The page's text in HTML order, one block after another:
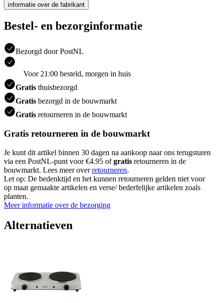
informatie over de fabrikant
Bestel- en bezorginformatie
Bezorgd door PostNL
Voor 21:00 besteld, morgen in huis
Gratis thuisbezorgd
Gratis bezorgd in de bouwmarkt
Gratis retourneren in de bouwmarkt
Gratis retourneren in de bouwmarkt
Je kunt dit artikel binnen 30 dagen na aankoop naar ons terugsturen
via een PostNL-punt voor €4.95 ofgratis retourneren in de
bouwmarkt. Lees meer overretourneren.
Let op: De bedenktijd en het kunnen retourneren gelden niet voor
op maat gemaakte artikelen en verse/ bederfelijke artikelen zoals
planten.
Meer informatie over de bezorging
Alternatieven